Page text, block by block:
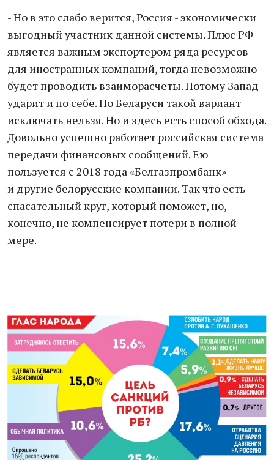
- Но в это слабо верится, Россия - экономически
выгодный участник данной системы. Плюс РФ
является важным экспортером ряда ресурсов
для иностранных компаний, тогда невозможно
будет проводить взаиморасчеты. Потому Запад
ударит и по себе. По Беларуси такой вариант
исключать нельзя. Но и здесь есть способ обхода.
Довольно успешно работает российская система
передачи финансовых сообщений. Ею
пользуется с 2018 года «Белгазпромбанк»
и другие белорусские компании. Так что есть
спасательный круг, который поможет, но,
конечно, не компенсирует потери в полной
мере.